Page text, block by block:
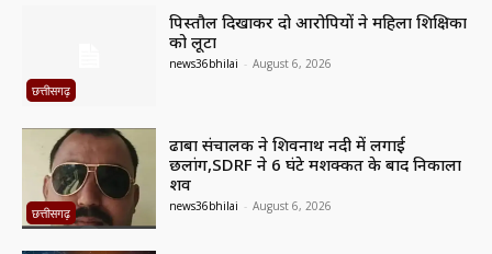
छत्तीसगढ़
पिस्तौल दिखाकर दो आरोपियों ने महिला शिक्षिका
को लूटा
news36bhilai - August 6, 2026
छत्तीसगढ़
ढाबा संचालक ने शिवनाथ नदी में लगाई
छलांग,SDRF ने 6 घंटे मशक्कत के बाद निकाला
शव
news36bhilai - August 6, 2026